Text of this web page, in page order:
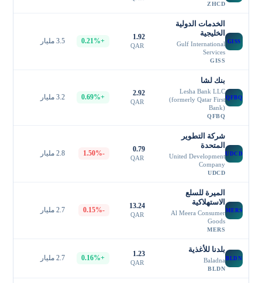
ZHCD
GISS
الخدمات الدولية
الخليجية
Gulf International
Services
GISS
1.92
QAR
+0.21% 3.5 مليار
QFBQ
بنك لشا
Lesha Bank LLC
(formerly Qatar First
Bank)
QFBQ
2.92
QAR
+0.69% 3.2 مليار
UDCD
شركة التطوير
المتحدة
United Development
Company
UDCD
0.79
QAR
-1.50% 2.8 مليار
MERS
الميرة للسلع
الاستهلاكية
Al Meera Consumer
Goods
MERS
13.24
QAR
-0.15% 2.7 مليار
BLDN
بلدنا للأغذية
Baladna
BLDN
1.23
QAR
+0.16% 2.7 مليار